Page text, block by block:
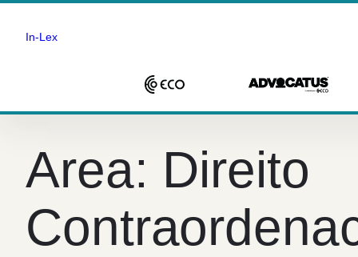
Saltar
conteúdo
In-Lex
Area: Direito